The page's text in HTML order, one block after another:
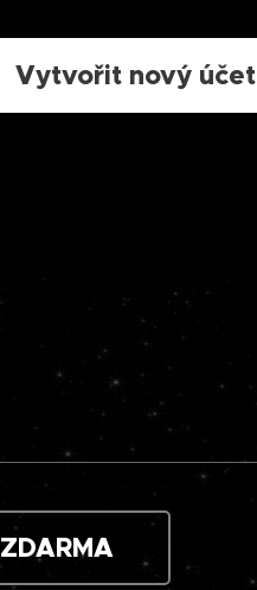
Vytvořit nový účet
ZDARMA